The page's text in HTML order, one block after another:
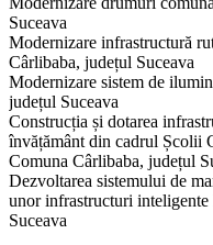
Suceava
Modernizare infrastructură
Cârlibaba, județul Suceava
Modernizare sistem de
județul Suceava
Construcția și dotarea
învățământ din cadrul Școlii
Comuna Cârlibaba, județul
Dezvoltarea sistemului de
unor infrastructuri
Suceava